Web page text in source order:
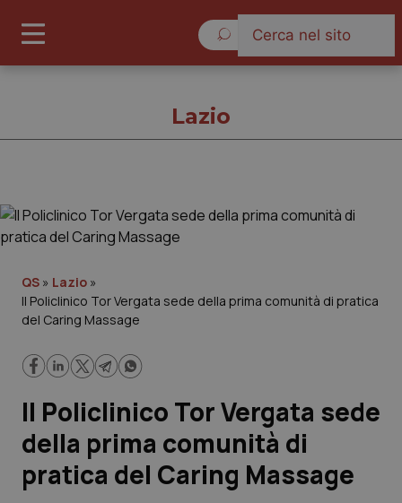
Governo e Parlamento
Regioni e Asl
Lavoro e Professioni
Scienza e Farmaci
Studi e Analisi
Lazio
QS » Lazio »
Il Policlinico Tor Vergata sede della prima comunità di pratica
del Caring Massage
Il Policlinico Tor Vergata sede
della prima comunità di
pratica del Caring Massage